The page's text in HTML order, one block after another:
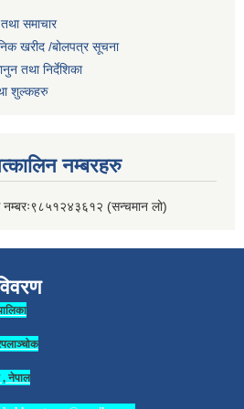
समाचार
खरीद /बोलपत्र सूचना
तथा निर्देशिका
शुल्कहरु
नम्बरहरु
नम्बरः९८५१२४३६१२ (सन्चमान लो)
, नेपाल